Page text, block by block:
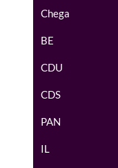
Chega
BE
CDU
CDS
PAN
IL